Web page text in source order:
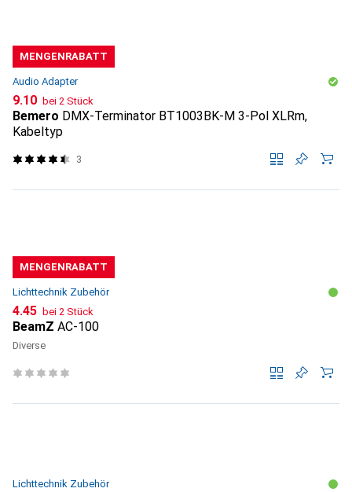
MENGENRABATT
Audio Adapter
CHF
9.10 bei 2 Stück
Bemero DMX-Terminator BT1003BK-M 3-Pol XLRm,
Kabeltyp
3
MENGENRABATT
Lichttechnik Zubehör
CHF
4.45 bei 2 Stück
BeamZ AC-100
Diverse
Lichttechnik Zubehör